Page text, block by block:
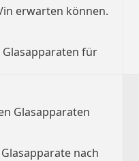
erwarten können.
für
Glasapparaten
nach